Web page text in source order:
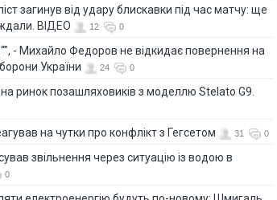
загинув від удару блискавки під час матчу: ще
ВІДЕО
12 0
- Михайло Федоров не відкидає повернення на
України
24 0
ринок позашляховиків з моделлю Stelato G9.
на чутки про конфлікт з Гегсетом 31 0
звільнення через ситуацію із водою в
0